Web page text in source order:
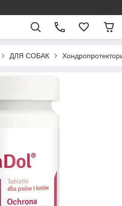
ДЛЯ СОБАК